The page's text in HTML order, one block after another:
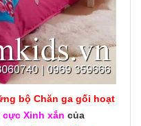
bộ Chăn ga gối hoạt
cực Xinh xắn của